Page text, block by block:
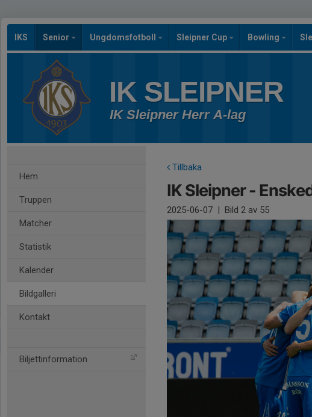
IKS Senior Ungdomsfotboll Sleipner Cup Bowling
IK SLEIPNER
IK Sleipner Herr A-lag
Hem
Truppen
Matcher
Statistik
Kalender
Bildgalleri
Kontakt
Biljettinformation
Tillbaka
IK Sleipner -
2025-06-07 | Bild 2 av 55